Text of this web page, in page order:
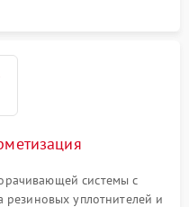
системы с
уплотнителей и